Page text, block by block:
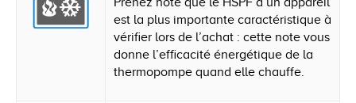
est la plus importante caractéristique à
vérifier lors de l’achat : cette note vous
donne l’efficacité énergétique de la
thermopompe quand elle chauffe.